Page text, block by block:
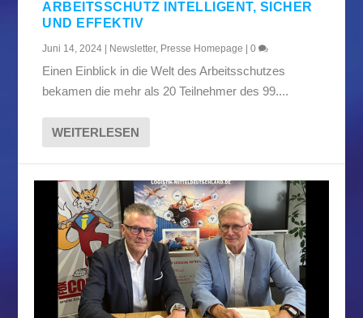
ARBEITSSCHUTZ INTELLIGENT, SICHER
UND EFFEKTIV
Juni 14, 2024 | Newsletter, Presse Homepage |0
Einen Einblick in die Welt des Arbeitsschutzes
bekamen die mehr als 20 Teilnehmer des 99....
WEITERLESEN